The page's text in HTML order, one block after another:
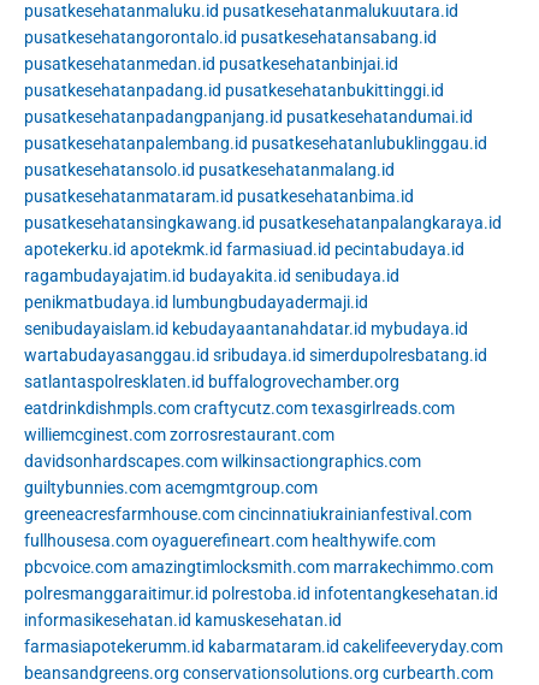
pusatkesehatanmaluku.id pusatkesehatanmalukuutara.id
pusatkesehatangorontalo.id pusatkesehatansabang.id
pusatkesehatanmedan.id pusatkesehatanbinjai.id
pusatkesehatanpadang.id pusatkesehatanbukittinggi.id
pusatkesehatanpadangpanjang.id pusatkesehatandumai.id
pusatkesehatanpalembang.id pusatkesehatanlubuklinggau.id
pusatkesehatansolo.id pusatkesehatanmalang.id
pusatkesehatanmataram.id pusatkesehatanbima.id
pusatkesehatansingkawang.id pusatkesehatanpalangkaraya.id
apotekerku.id apotekmk.id farmasiuad.id pecintabudaya.id
ragambudayajatim.id budayakita.id senibudaya.id
penikmatbudaya.id lumbungbudayadermaji.id
senibudayaislam.id kebudayaantanahdatar.id mybudaya.id
wartabudayasanggau.id sribudaya.id simerdupolresbatang.id
satlantaspolresklaten.id buffalogrovechamber.org
eatdrinkdishmpls.comcraftycutz.comtexasgirlreads.com
williemcginest.comzorrosrestaurant.com
davidsonhardscapes.comwilkinsactiongraphics.com
guiltybunnies.comacemgmtgroup.com
greeneacresfarmhouse.comcincinnatiukrainianfestival.com
fullhousesa.comoyaguerefineart.com healthywife.com
pbcvoice.comamazingtimlocksmith.com marrakechimmo.com
polresmanggaraitimur.id polrestoba.id infotentangkesehatan.id
informasikesehatan.id kamuskesehatan.id
farmasiapotekerumm.id kabarmataram.id cakelifeeveryday.com
beansandgreens.org conservationsolutions.org curbearth.com